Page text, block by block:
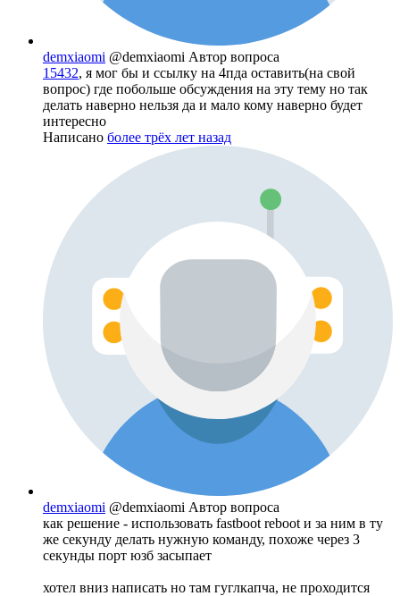
demxiaomi @demxiaomi Автор вопроса
15432, я мог бы и ссылку на 4пда оставить(на свой
вопрос) где побольше обсуждения на эту тему но так
делать наверно нельзя да и мало кому наверно будет
интересно
Написано более трёх лет назад
demxiaomi @demxiaomi Автор вопроса
как решение - использовать fastboot reboot и за ним в ту
же секунду делать нужную команду, похоже через 3
секунды порт юзб засыпает
хотел вниз написать но там гуглкапча, не проходится